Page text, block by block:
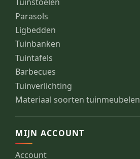
Parasols
Ligbedden
Tuinbanken
Tuintafels
Barbecues
Tuinverlichting
Materiaal soorten tuinmeubelen
MIJN ACCOUNT
Account